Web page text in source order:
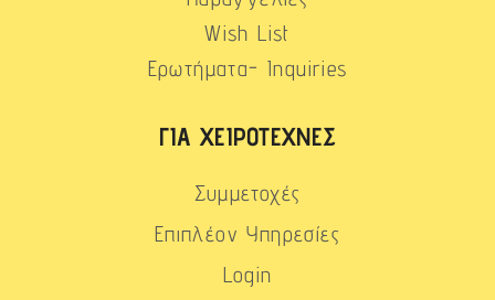
Wish List
Ερωτήματα- Inquiries
ΓΙΑ ΧΕΙΡΟΤΈΧΝΕΣ
Συμμετοχές
Επιπλέον Υπηρεσίες
Login